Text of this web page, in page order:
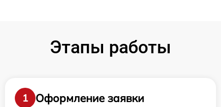
Этапы работы
1
Оформление заявки